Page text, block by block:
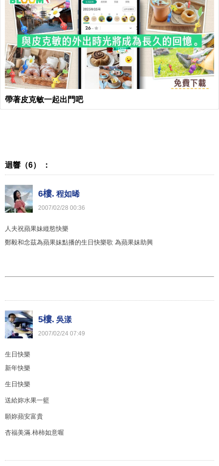
帶著皮克敏一起出門吧
迴響（6） ：
6樓. 程如晞
2007/02/28 00:36
人夫祝蘋果妹縰慾快樂
鄭毅和念茲為蘋果妹點播的生日快樂歌 為蘋果妹助興
5樓. 吳漾
2007/02/24 07:49
生日快樂
新年快樂
生日快樂
送給妳水果一籃
願妳蘋安富貴
杏福美滿.柿柿如意喔